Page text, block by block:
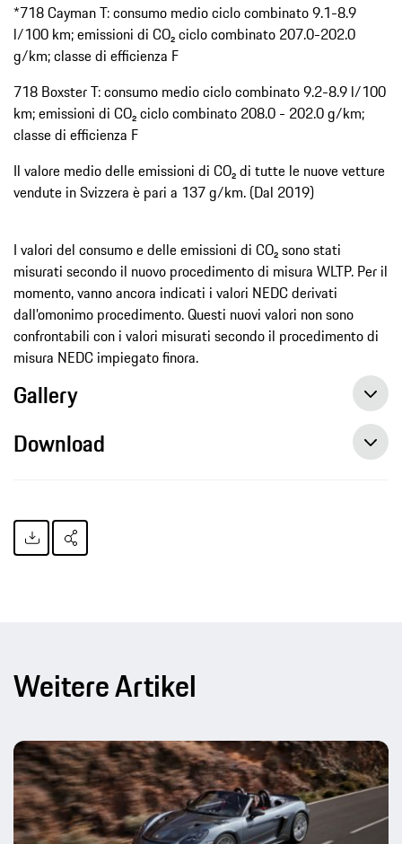
*718 Cayman T: consumo medio ciclo combinato 9.1-8.9
l/100 km; emissioni di CO₂ ciclo combinato 207.0-202.0
g/km; classe di efficienza F
718 Boxster T: consumo medio ciclo combinato 9.2-8.9 l/100
km; emissioni di CO₂ ciclo combinato 208.0 - 202.0 g/km;
classe di efficienza F
Il valore medio delle emissioni di CO₂ di tutte le nuove vetture
vendute in Svizzera è pari a 137 g/km. (Dal 2019)
I valori del consumo e delle emissioni di CO₂ sono stati
misurati secondo il nuovo procedimento di misura WLTP. Per il
momento, vanno ancora indicati i valori NEDC derivati
dall’omonimo procedimento. Questi nuovi valori non sono
confrontabili con i valori misurati secondo il procedimento di
misura NEDC impiegato finora.
Gallery
Download
Weitere Artikel